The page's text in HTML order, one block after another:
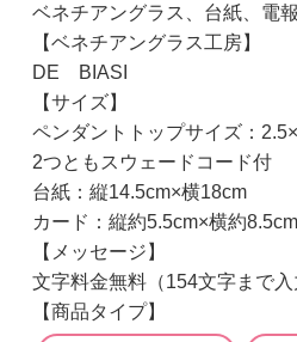
ベネチアングラス、台紙、電
【ベネチアングラス工房】
DE BIASI
【サイズ】
ペンダントトップサイズ：
2つともスウェードコード付
台紙：縦14.5cm×横18cm
カード：縦約5.5cm×横約8.5cm
【メッセージ】
文字料金無料（154文字まで入
【商品タイプ】